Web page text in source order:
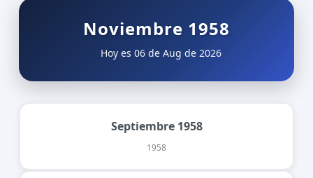
Noviembre 1958
Hoy es 06 de Aug de 2026
Septiembre 1958
1958